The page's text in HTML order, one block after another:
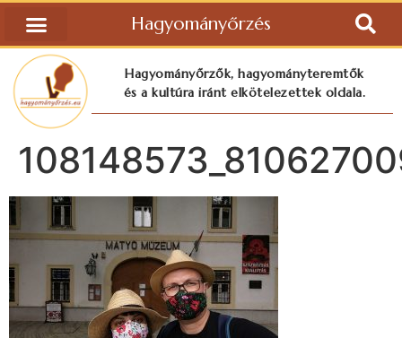
Hagyományőrzés
Hagyományőrzők, hagyományteremtők
és a kultúra iránt elkötelezettek oldala.